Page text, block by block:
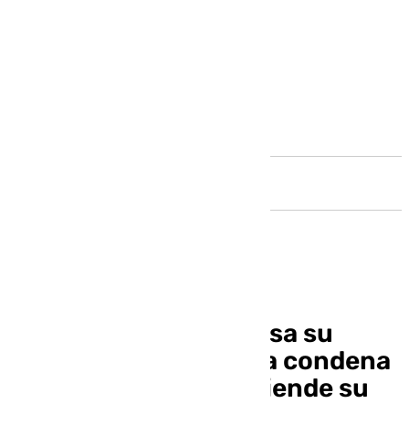
Pedro Sánchez expresa su
«discrepancia» con la condena
al fiscal general y defiende su